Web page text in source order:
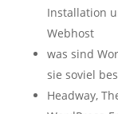
Installation
Webhost
was sind
sie soviel
Headway,